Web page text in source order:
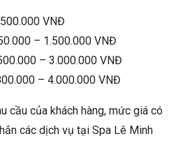
VNĐ
– 1.500.000 VNĐ
– 3.000.000 VNĐ
– 4.000.000 VNĐ
cầu của khách hàng, mức giá có
các dịch vụ tại Spa Lê Minh